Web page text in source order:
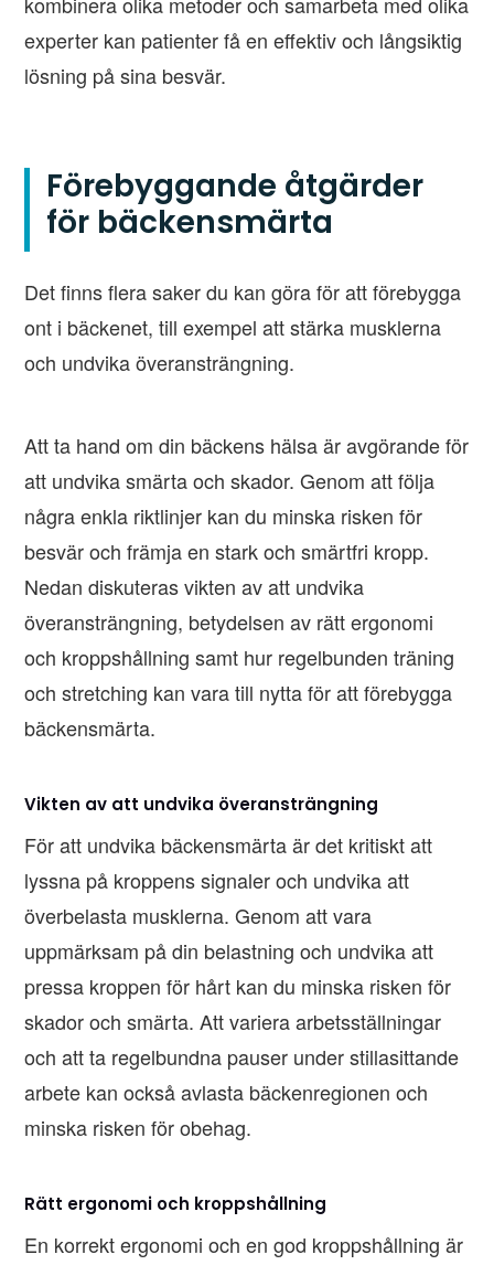
experter kan patienter få en effektiv och långsiktig
lösning på sina besvär.
Förebyggande åtgärder
för bäckensmärta
Det finns flera saker du kan göra för att förebygga
ont i bäckenet, till exempel att stärka musklerna
och undvika överansträngning.
Att ta hand om din bäckens hälsa är avgörande för
att undvika smärta och skador. Genom att följa
några enkla riktlinjer kan du minska risken för
besvär och främja en stark och smärtfri kropp.
Nedan diskuteras vikten av att undvika
överansträngning, betydelsen av rätt ergonomi
och kroppshållning samt hur regelbunden träning
och stretching kan vara till nytta för att förebygga
bäckensmärta.
Vikten av att undvika överansträngning
För att undvika bäckensmärta är det kritiskt att
lyssna på kroppens signaler och undvika att
överbelasta musklerna. Genom att vara
uppmärksam på din belastning och undvika att
pressa kroppen för hårt kan du minska risken för
skador och smärta. Att variera arbetsställningar
och att ta regelbundna pauser under stillasittande
arbete kan också avlasta bäckenregionen och
minska risken för obehag.
Rätt ergonomi och kroppshållning
En korrekt ergonomi och en god kroppshållning är